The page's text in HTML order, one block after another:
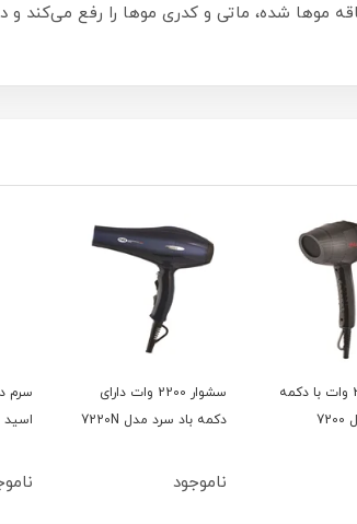
شده، ماتی و کدری موها را رفع می‌کند و
سشوار 2000 وات با دکمه
سشوار 2200 وات دارای
دکمه باد سرد مدل 7220N
ناموجود
سرم
اسید 15میل بلفامد